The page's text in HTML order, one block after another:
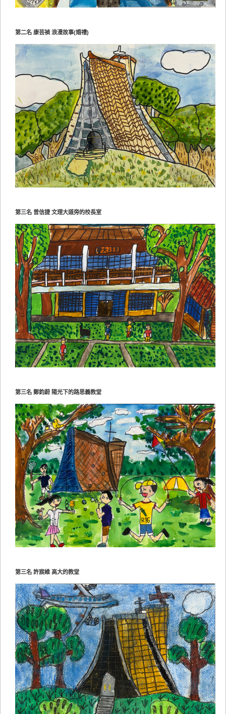
第二名 康芸禎 浪漫故事(婚禮)
第三名 曾信捷 文理大道旁的校長室
第三名 鄭鈞蔚 陽光下的路思義教堂
第三名 許宸維 高大的教堂